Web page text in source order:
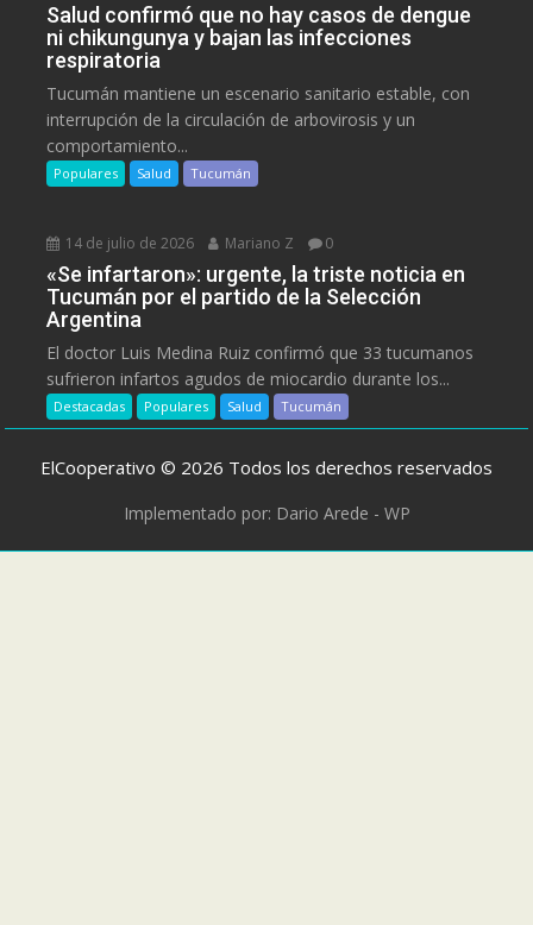
Salud confirmó que no hay casos de dengue
ni chikungunya y bajan las infecciones
respiratoria
Tucumán mantiene un escenario sanitario estable, con
interrupción de la circulación de arbovirosis y un
comportamiento...
Populares Salud Tucumán
14 de julio de 2026 Mariano Z 0
«Se infartaron»: urgente, la triste noticia en
Tucumán por el partido de la Selección
Argentina
El doctor Luis Medina Ruiz confirmó que 33 tucumanos
sufrieron infartos agudos de miocardio durante los...
Destacadas Populares Salud Tucumán
ElCooperativo © 2026 Todos los derechos reservados